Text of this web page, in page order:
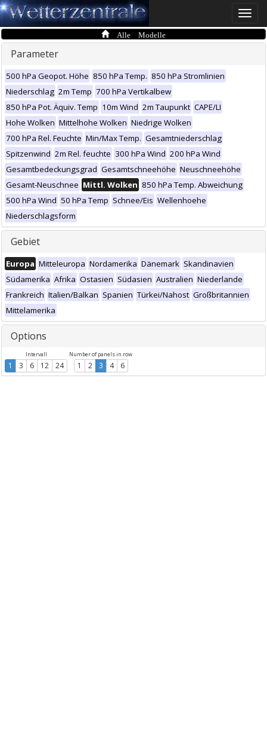
Toggle
Alle Modelle
Parameter
500 hPa Geopot. Höhe 850 hPa Temp. 850 hPa Stromlinien
Niederschlag 2m Temp 700 hPa Vertikalbew
850 hPa Pot. Äquiv. Temp 10m Wind 2m Taupunkt CAPE/LI
Hohe Wolken Mittelhohe Wolken Niedrige Wolken
700 hPa Rel. Feuchte Min/Max Temp. Gesamtniederschlag
Spitzenwind 2m Rel. feuchte 300 hPa Wind 200 hPa Wind
Gesamtbedeckungsgrad Gesamtschneehöhe Neuschneehöhe
Gesamt-Neuschnee Mittl. Wolken 850 hPa Temp. Abweichung
500 hPa Wind 50 hPa Temp Schnee/Eis Wellenhoehe
Niederschlagsform
Gebiet
Europa Mitteleuropa Nordamerika Dänemark Skandinavien
Südamerika Afrika Ostasien Südasien Australien Niederlande
Frankreich Italien/Balkan Spanien Türkei/Nahost Großbritannien
Mittelamerika
Options
Intervall
1 3 6 12 24
Number of panels in row
1 2 3 4 6